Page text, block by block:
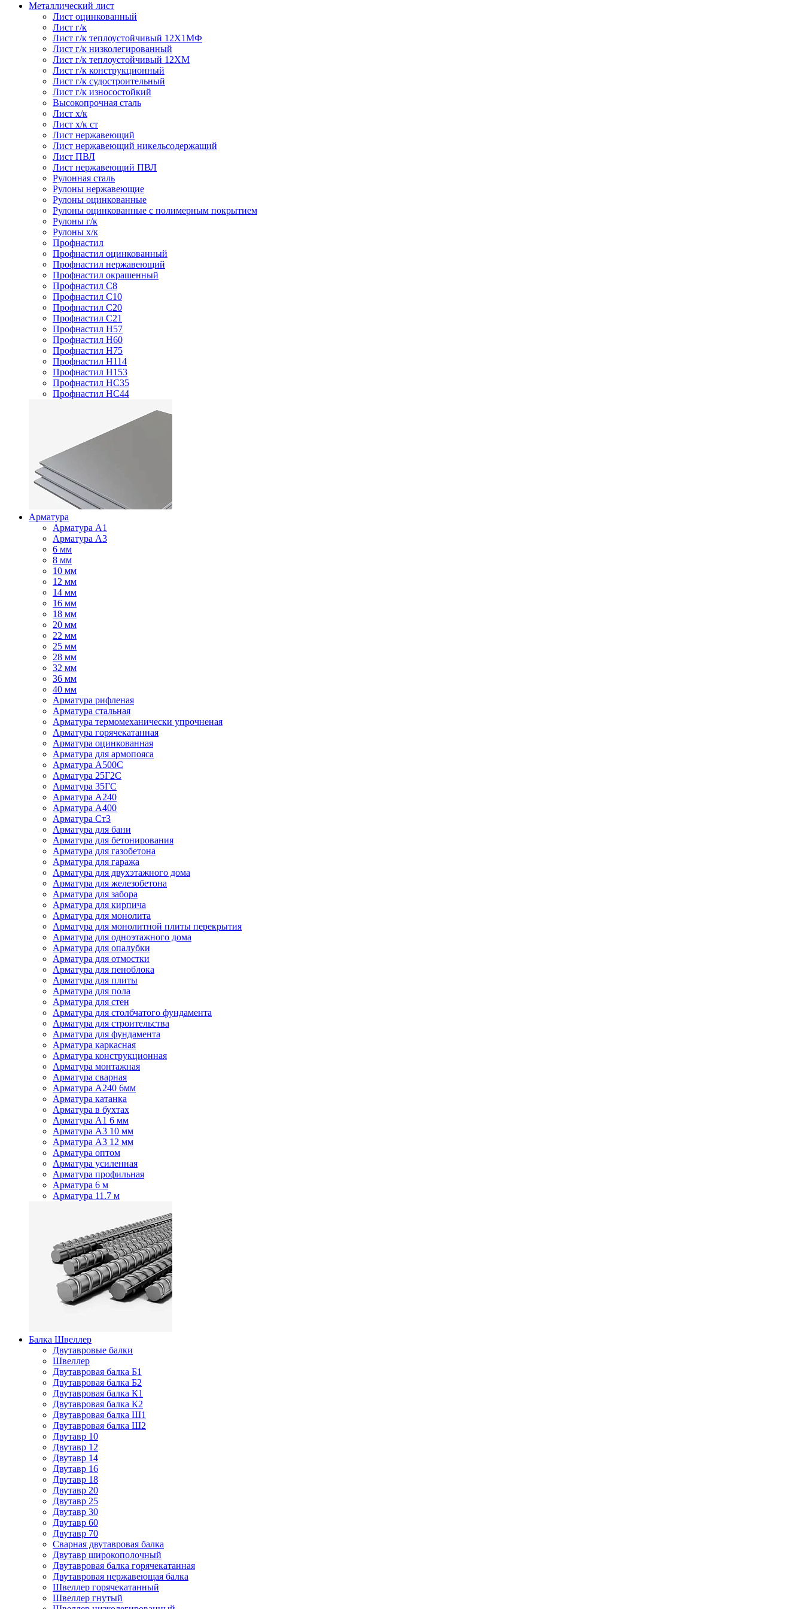
Металлический лист
Лист оцинкованный
Лист г/к
Лист г/к теплоустойчивый 12Х1МФ
Лист г/к низколегированный
Лист г/к теплоустойчивый 12ХМ
Лист г/к конструкционный
Лист г/к судостроительный
Лист г/к износостойкий
Высокопрочная сталь
Лист х/к
Лист х/к ст
Лист нержавеющий
Лист нержавеющий никельсодержащий
Лист ПВЛ
Лист нержавеющий ПВЛ
Рулонная сталь
Рулоны нержавеющие
Рулоны оцинкованные
Рулоны оцинкованные с полимерным покрытием
Рулоны г/к
Рулоны х/к
Профнастил
Профнастил оцинкованный
Профнастил нержавеющий
Профнастил окрашенный
Профнастил С8
Профнастил С10
Профнастил С20
Профнастил С21
Профнастил Н57
Профнастил Н60
Профнастил Н75
Профнастил Н114
Профнастил Н153
Профнастил НС35
Профнастил НС44
Арматура
Арматура А1
Арматура А3
6 мм
8 мм
10 мм
12 мм
14 мм
16 мм
18 мм
20 мм
22 мм
25 мм
28 мм
32 мм
36 мм
40 мм
Арматура рифленая
Арматура стальная
Арматура термомеханически упрочненая
Арматура горячекатанная
Арматура оцинкованная
Арматура для армопояса
Арматура A500С
Арматура 25Г2С
Арматура 35ГС
Арматура А240
Арматура А400
Арматура Ст3
Арматура для бани
Арматура для бетонирования
Арматура для газобетона
Арматура для гаража
Арматура для двухэтажного дома
Арматура для железобетона
Арматура для забора
Арматура для кирпича
Арматура для монолита
Арматура для монолитной плиты перекрытия
Арматура для одноэтажного дома
Арматура для опалубки
Арматура для отмостки
Арматура для пеноблока
Арматура для плиты
Арматура для пола
Арматура для стен
Арматура для столбчатого фундамента
Арматура для строительства
Арматура для фундамента
Арматура каркасная
Арматура конструкционная
Арматура монтажная
Арматура сварная
Арматура А240 6мм
Арматура катанка
Арматура в бухтах
Арматура А1 6 мм
Арматура А3 10 мм
Арматура А3 12 мм
Арматура оптом
Арматура усиленная
Арматура профильная
Арматура 6 м
Арматура 11.7 м
Балка Швеллер
Двутавровые балки
Швеллер
Двутавровая балка Б1
Двутавровая балка Б2
Двутавровая балка К1
Двутавровая балка К2
Двутавровая балка Ш1
Двутавровая балка Ш2
Двутавр 10
Двутавр 12
Двутавр 14
Двутавр 16
Двутавр 18
Двутавр 20
Двутавр 25
Двутавр 30
Двутавр 60
Двутавр 70
Сварная двутавровая балка
Двутавр широкополочный
Двутавровая балка горячекатанная
Двутавровая нержавеющая балка
Швеллер горячекатанный
Швеллер гнутый